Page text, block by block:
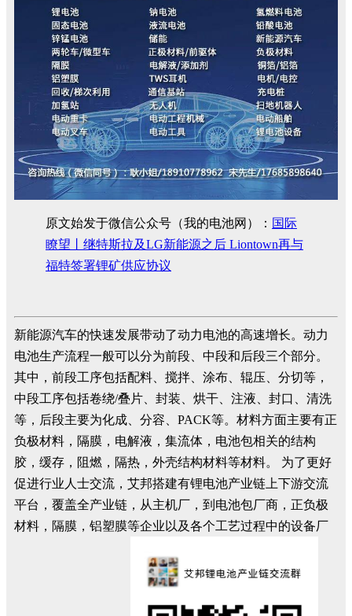
原文始发于微信公众号（我的电池网）： 国际
瞭望丨继特斯拉及LG新能源之后 Liontown再与
福特签署锂矿供应协议
新能源汽车的快速发展带动了动力电池的高速增长。动力
电池生产流程一般可以分为前段、中段和后段三个部分。
其中，前段工序包括配料、搅拌、涂布、辊压、分切等，
中段工序包括卷绕/叠片、封装、烘干、注液、封口、清洗
等，后段主要为化成、分容、PACK等。材料方面主要有正
负极材料，隔膜，电解液，集流体，电池包相关的结构
胶，缓存，阻燃，隔热，外壳结构材料等材料。 为了更好
促进行业人士交流，艾邦搭建有锂电池产业链上下游交流
平台，覆盖全产业链，从主机厂，到电池包厂商，正负极
材料，隔膜，铝塑膜等企业以及各个工艺过程中的设备厂